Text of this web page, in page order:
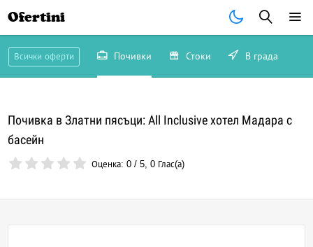
Ofertini
Всички оферти Почивки Стоки В града
Почивка в Златни пясъци: All Inclusive хотел Мадара с
басейн
Оценка:0 /5,0 Глас(а)